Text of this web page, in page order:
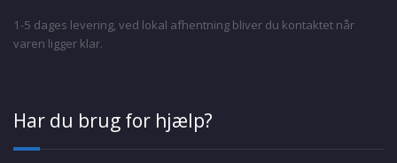
1-5 dages levering, ved lokal afhentning bliver du kontaktet når
varen ligger klar.
Har du brug for hjælp?